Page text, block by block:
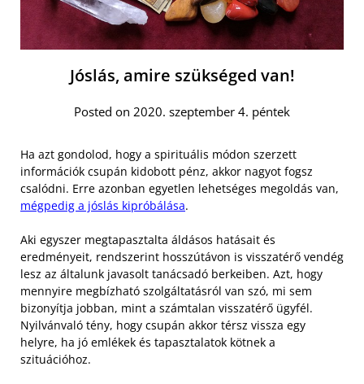
Jóslás, amire szükséged van!
Posted on 2020. szeptember 4. péntek
Ha azt gondolod, hogy a spirituális módon szerzett
információk csupán kidobott pénz, akkor nagyot fogsz
csalódni. Erre azonban egyetlen lehetséges megoldás van,
mégpedig a jóslás kipróbálása.
Aki egyszer megtapasztalta áldásos hatásait és
eredményeit, rendszerint hosszútávon is visszatérő vendég
lesz az általunk javasolt tanácsadó berkeiben. Azt, hogy
mennyire megbízható szolgáltatásról van szó, mi sem
bizonyítja jobban, mint a számtalan visszatérő ügyfél.
Nyilvánvaló tény, hogy csupán akkor térsz vissza egy
helyre, ha jó emlékek és tapasztalatok kötnek a
szituációhoz.